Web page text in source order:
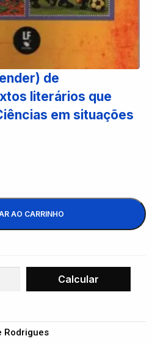
de
literários que
em situações
AO CARRINHO
Rodrigues